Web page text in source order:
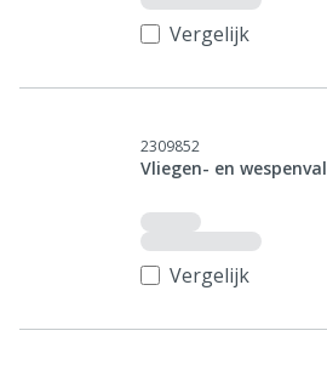
Vergelijk
2309852
Vliegen- en wespenval
Vergelijk